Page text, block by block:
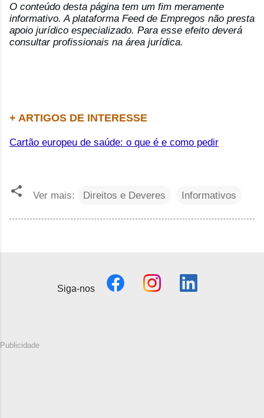
O conteúdo desta página tem um fim meramente
informativo. A plataforma Feed de Empregos não presta
apoio jurídico especializado. Para esse efeito deverá
consultar profissionais na área jurídica.
+ ARTIGOS DE INTERESSE
Cartão europeu de saúde: o que é e como pedir
Ver mais: Direitos e Deveres Informativos
Siga-nos
Publicidade